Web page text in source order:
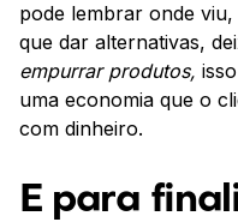
pode lembrar onde
que dar alternativas,
empurrar produtos,
uma economia que o
com dinheiro.
E para